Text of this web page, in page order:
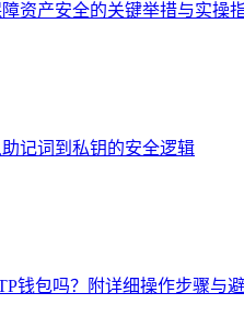
资产安全的关键举措与实操
记词到私钥的安全逻辑
钱包吗？附详细操作步骤与